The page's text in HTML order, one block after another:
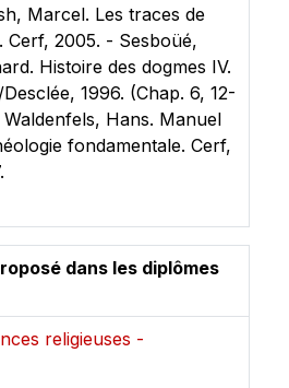
Marcel. Les traces de
Cerf, 2005. - Sesboüé,
Histoire des dogmes IV.
1996. (Chap. 6, 12-
Waldenfels, Hans. Manuel
fondamentale. Cerf,
dans les diplômes
religieuses -